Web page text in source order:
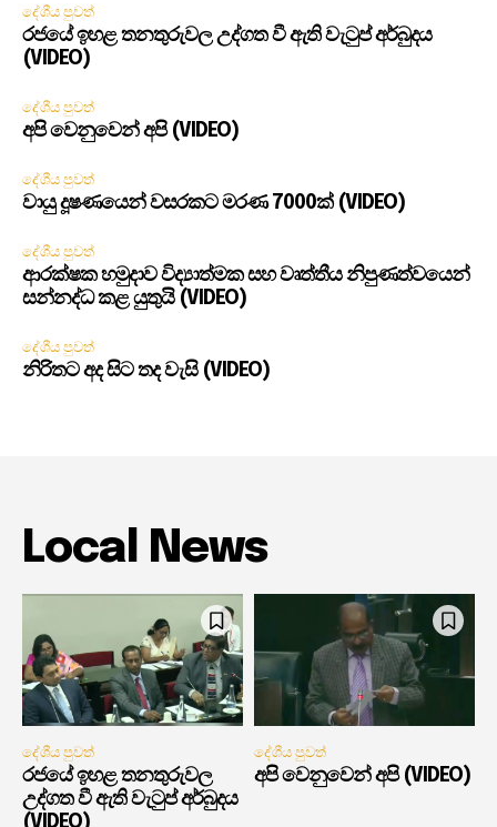
දේශීය පුවත්
රජයේ ඉහළ තනතුරුවල උද්ගත වී ඇති වැටුප් අර්බුදය
(VIDEO)
දේශීය පුවත්
අපි වෙනුවෙන් අපි (VIDEO)
දේශීය පුවත්
වායු දූෂණයෙන් වසරකට මරණ 7000ක් (VIDEO)
දේශීය පුවත්
ආරක්ෂක හමුදාව විද්‍යාත්මක සහ වෘත්තීය නිපුණත්වයෙන්
සන්නද්ධ කළ යුතුයි (VIDEO)
දේශීය පුවත්
නිරිතට අද සිට තද වැසි (VIDEO)
Local News
දේශීය පුවත්
රජයේ ඉහළ තනතුරුවල
උද්ගත වී ඇති වැටුප් අර්බුදය
(VIDEO)
දේශීය පුවත්
අපි වෙනුවෙන් අපි (VIDEO)